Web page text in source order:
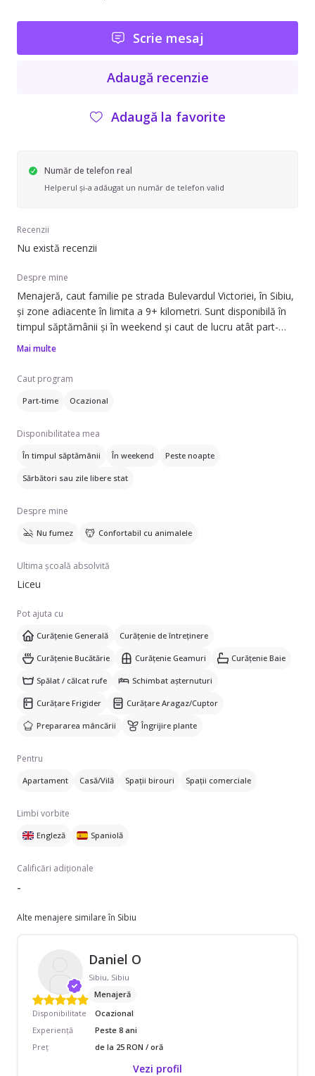
Scrie mesaj
Adaugă recenzie
Adaugă la favorite
Număr de telefon real
Helperul și-a adăugat un număr de telefon valid
Recenzii
Nu există recenzii
Despre mine
Menajeră, caut familie pe strada Bulevardul Victoriei, în Sibiu,
și zone adiacente în limita a 9+ kilometri. Sunt disponibilă în
timpul săptămânii și în weekend și caut de lucru atât part-
time, cât și ocazional.
Pot să ofer ajutor cu spălatul și călcatul rufelor, schimbatul
așternuturilor, curățarea frigiderului, curățarea aragazului și
cuptorului, prepararea mâncării, dar și îngrijirea plantelor. Am
mă adaptez nevoilor familiei.
comerciale. De asemenea, cunosc limba engleză și spaniolă.
casei dumneavoastră, nu ezitați să mă contactați.
Mai multe
Caut program
Part-time Ocazional
Disponibilitatea mea
În timpul săptămânii În weekend Peste noapte
Sărbători sau zile libere stat
Despre mine
Nu fumez Confortabil cu animalele
Ultima școală absolvită
Liceu
Pot ajuta cu
Curățenie Generală Curățenie de întreținere
Curățenie Bucătărie Curățenie Geamuri Curățenie Baie
Spălat / călcat rufe Schimbat așternuturi
Curățare Frigider Curățare Aragaz/Cuptor
Prepararea mâncării Îngrijire plante
Pentru
Apartament Casă/Vilă Spații birouri Spații comerciale
Limbi vorbite
Engleză Spaniolă
Calificări adiționale
-
Alte menajere similare în Sibiu
Daniel O
Sibiu, Sibiu
Menajeră
Disponibilitate
Ocazional
Experiență
Peste 8 ani
Preț
de la 25 RON / oră
Vezi profil